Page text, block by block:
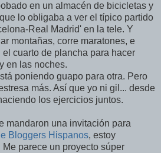
en un almacén de bicicletas y
lo obligaba a ver el típico partido
Real Madrid' en la tele. Y
montañas, corre maratones, e
cuarto de plancha para hacer
en las noches.
poniendo guapo para otra. Pero
más. Así que yo ni gil... desde
los ejercicios juntos.
mandaron una invitación para
Bloggers Hispanos, estoy
parece un proyecto súper